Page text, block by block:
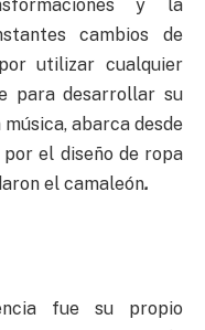
y la
cambios de
utilizar cualquier
para desarrollar su
abarca desde
el diseño de ropa
el camaleón.
fue su propio